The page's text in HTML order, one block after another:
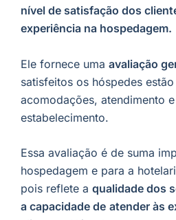
nível de satisfação dos
experiência na hospedagem.
Ele fornece uma avaliação
satisfeitos os hóspedes
acomodações, atendimento
estabelecimento.
Essa avaliação é de suma
hospedagem e para a
pois reflete a qualidade dos
a capacidade de atender às